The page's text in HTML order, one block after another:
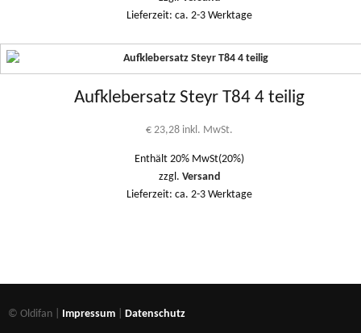
Lieferzeit: ca. 2-3 Werktage
Aufklebersatz Steyr T84 4 teilig
€ 23,28 inkl. MwSt.
Enthält 20% MwSt(20%)
zzgl. Versand
Lieferzeit: ca. 2-3 Werktage
© Oldifan | Impressum Datenschutz